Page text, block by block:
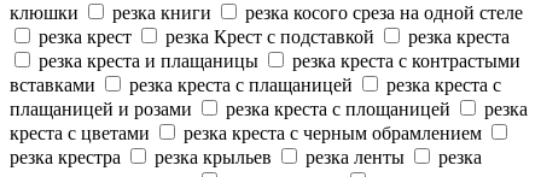
клюшки
резка книги
резка косого среза на одной стеле
резка крест
резка Крест с подставкой
резка креста
резка креста и плащаницы
резка креста с контрастыми
вставками
резка креста с плащаницей
резка креста с
плащаницей и розами
резка креста с площаницей
резка
креста с цветами
резка креста с черным обрамлением
резка крестра
резка крыльев резка ленты
резка